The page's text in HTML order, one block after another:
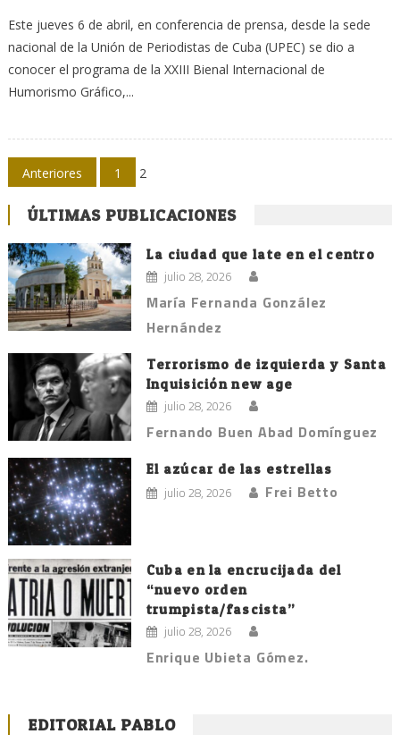
Este jueves 6 de abril, en conferencia de prensa, desde la sede
nacional de la Unión de Periodistas de Cuba (UPEC) se dio a
conocer el programa de la XXIII Bienal Internacional de
Humorismo Gráfico,...
Navegación
de
entradas
Anteriores 1 2
ÚLTIMAS PUBLICACIONES
La ciudad que late en el centro
julio 28, 2026
María Fernanda González
Hernández
Terrorismo de izquierda y Santa
Inquisición new age
julio 28, 2026
Fernando Buen Abad Domínguez
El azúcar de las estrellas
julio 28, 2026 Frei Betto
Cuba en la encrucijada del
“nuevo orden
trumpista/fascista”
julio 28, 2026
Enrique Ubieta Gómez.
EDITORIAL PABLO